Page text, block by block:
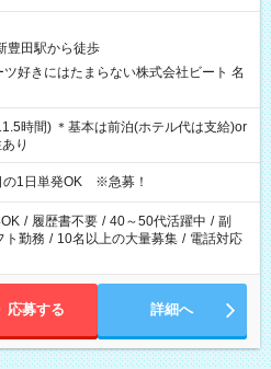
豊田駅から徒歩
好きにはたまらない株式会社ビート 名
時間) ＊基本は前泊(ホテル代は支給)or
り
の1日単発OK ※急募！
/ 履歴書不要 / 40～50代活躍中 / 副
ト勤務 / 10名以上の大量募集 / 電話対応
応募する 詳細へ